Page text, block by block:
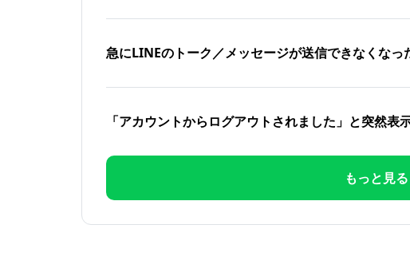
急にLINEのトーク／メッセージが送信できなくなっ
「アカウントからログアウトされました」と突然表
もっと見る